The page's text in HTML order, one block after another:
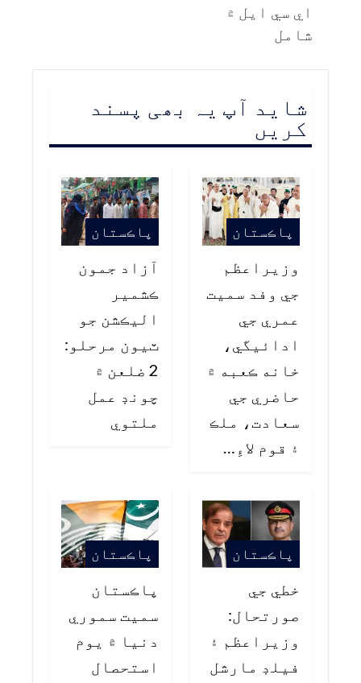
اي سي ايل ۾
شامل
شاید آپ یہ بھی پسند
کریں
پاڪستان
وزيراعظم
جي وفد سميت
عمري جي
ادائيگي،
خانه ڪعبه ۾
حاضري جي
سعادت، ملڪ
۽ قوم لاءِ…
پاڪستان
آزاد جمون
ڪشمير
اليڪشن جو
ٽيون مرحلو:
2 ضلعن ۾
چونڊ عمل
ملتوي
پاڪستان
خطي جي
صورتحال:
وزيراعظم ۽
فيلڊ مارشل
پاڪستان
پاڪستان
سميت سموري
دنيا ۾ يوم
استحصال